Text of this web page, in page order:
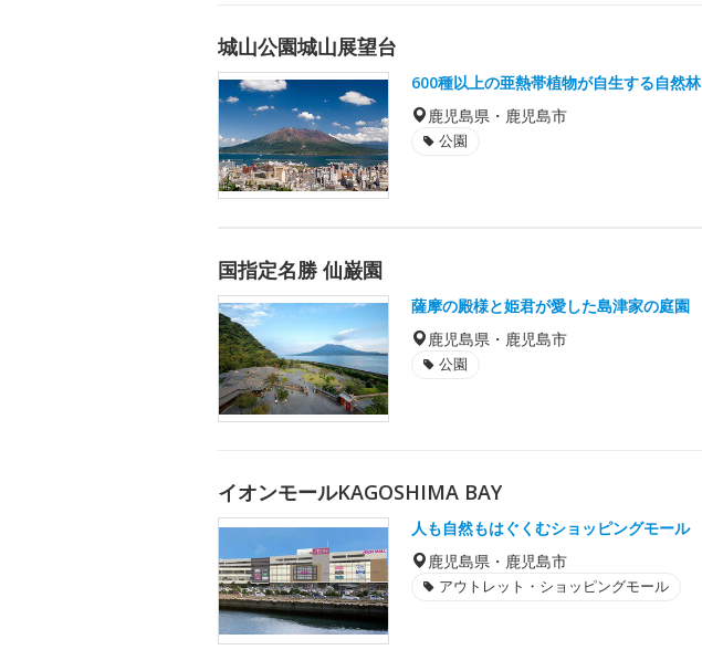
城山公園城山展望台
600種以上の亜熱帯植物が自生する自然林
鹿児島県・鹿児島市
公園
国指定名勝 仙巌園
薩摩の殿様と姫君が愛した島津家の庭園
鹿児島県・鹿児島市
公園
イオンモールKAGOSHIMA BAY
人も自然もはぐくむショッピングモール
鹿児島県・鹿児島市
アウトレット・ショッピングモール